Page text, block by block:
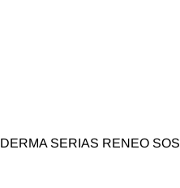
DERMA SERIAS RENEO SOS - מייבש פצעים